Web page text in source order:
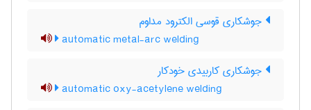
جوشکاری قوسی الکترود مداوم
automatic metal-arc welding
جوشکاری کاربیدی خودکار
automatic oxy-acetylene welding